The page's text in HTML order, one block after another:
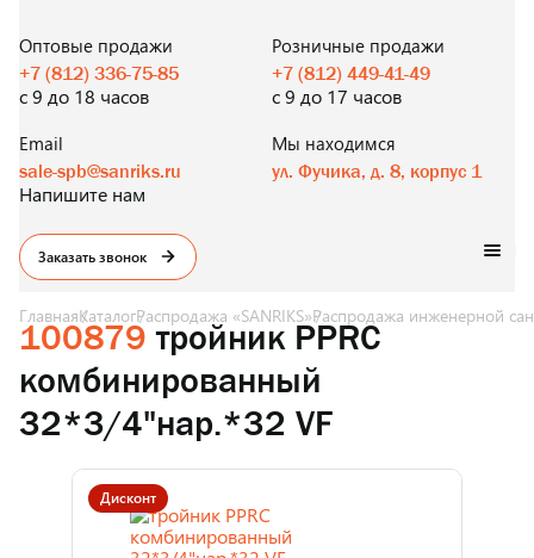
И В РОЗНИЦУ
Оптовые продажи
+7 (812) 336-75-85
с 9 до 18 часов
Розничные продажи
+7 (812) 449-41-49
с 9 до 17 часов
Email
sale-spb@sanriks.ru
Напишите нам
Мы находимся
ул. Фучика, д. 8, корпус 1
Заказать звонок
ГлавнаяКаталогРаспродажа «SANRIKS»Распродажа инженерной
100879 тройник PPRC
комбинированный
32*3/4"нар.*32 VF
Дисконт